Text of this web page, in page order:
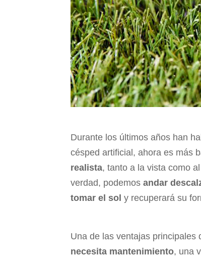
Durante los últimos años han
césped artificial, ahora es más
realista, tanto a la vista como
verdad, podemos andar
tomar el sol y recuperará su
Una de las ventajas principales
necesita mantenimiento, una